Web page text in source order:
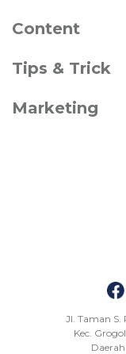
Content
Tips & Trick
Marketing
Jl. Taman S.
Kec.